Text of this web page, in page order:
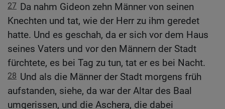
27 Da nahm Gideon zehn Männer von seinen
Knechten und tat, wie der Herr zu ihm geredet
hatte. Und es geschah, da er sich vor dem Haus
seines Vaters und vor den Männern der Stadt
fürchtete, es bei Tag zu tun, tat er es bei Nacht.
28 Und als die Männer der Stadt morgens früh
aufstanden, siehe, da war der Altar des Baal
umgerissen, und die Aschera, die dabei